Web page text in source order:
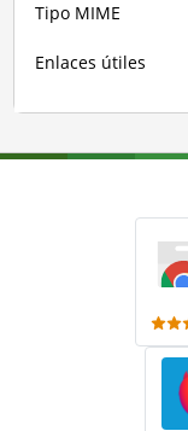
Tipo MIME
Enlaces útiles